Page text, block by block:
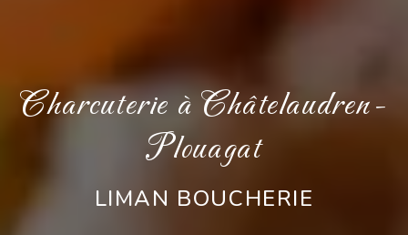
Charcuterie à Châtelaudren-
Plouagat
LIMAN BOUCHERIE